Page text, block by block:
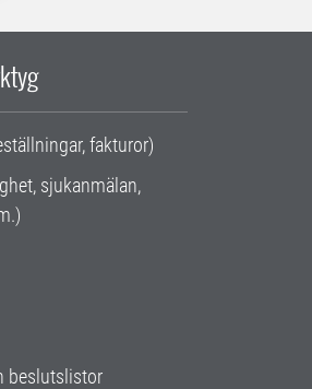
fakturor)
sjukanmälan,
beslutslistor